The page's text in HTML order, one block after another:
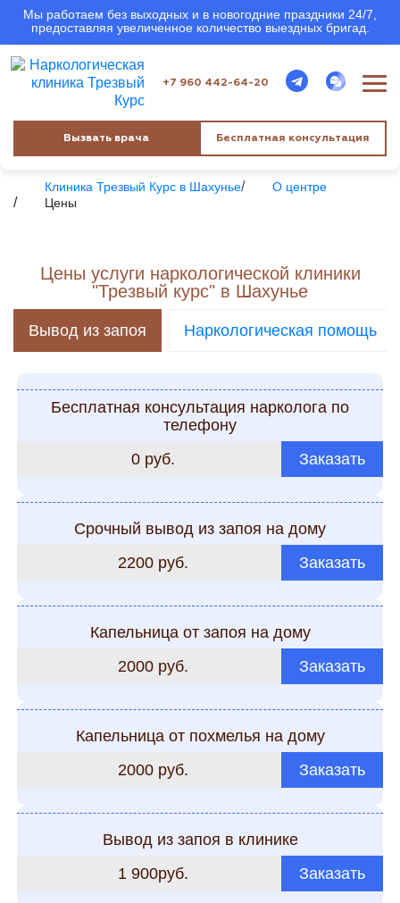
Мы работаем без выходных и в новогодние праздники 24/7,
предоставляя увеличенное количество выездных бригад.
+7 960 442-64-20
Вызвать врача Бесплатная консультация
Клиника Трезвый Курс в Шахунье
О центре
Цены
Цены услуги наркологической клиники
"Трезвый курс" в Шахунье
Вывод из запоя Наркологическая помощь
Бесплатная консультация нарколога по
телефону
0 руб.
Заказать
Срочный вывод из запоя на дому
2200 руб.
Заказать
Капельница от запоя на дому
2000 руб.
Заказать
Капельница от похмелья на дому
2000 руб.
Заказать
Вывод из запоя в клинике
1 900руб.
Заказать